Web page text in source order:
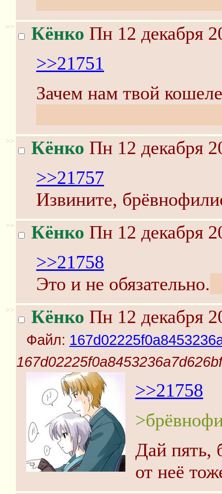
>> Кёнко Пн 12 декабря
>>21751
Зачем нам твой
>> Кёнко Пн 12 декабря
>>21757
Извините,
>> Кёнко Пн 12 декабря
>>21758
Это и не обязательно.
>> Кёнко Пн 12 декабря
Файл:
>>21758
Дай пять,
от неё